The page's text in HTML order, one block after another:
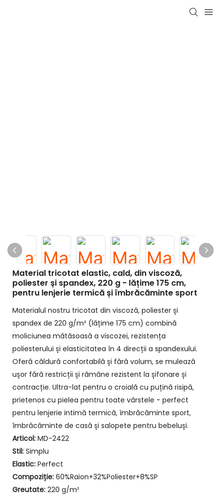
Material tricotat elastic, cald, din viscoză,
poliester și spandex, 220 g - lățime 175 cm,
pentru lenjerie termică și îmbrăcăminte sport
Materialul nostru tricotat din viscoză, poliester și
spandex de 220 g/m² (lățime 175 cm) combină
moliciunea mătăsoasă a viscozei, rezistența
poliesterului și elasticitatea în 4 direcții a spandexului.
Oferă căldură confortabilă și fără volum, se mulează
ușor fără restricții și rămâne rezistent la șifonare și
contracție. Ultra-lat pentru o croială cu puțină risipă,
prietenos cu pielea pentru toate vârstele - perfect
pentru lenjerie intimă termică, îmbrăcăminte sport,
îmbrăcăminte de casă și salopete pentru bebeluși.
Articol: MD-2422
Stil: Simplu
Elastic: Perfect
Compoziție: 60%Raion+32%Poliester+8%SP
Greutate: 220 g/m²